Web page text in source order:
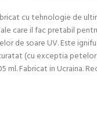
cu tehnologie de
care il fac pretabil
de soare UV. Este
(cu exceptia
ml. Fabricat in Ucraina.